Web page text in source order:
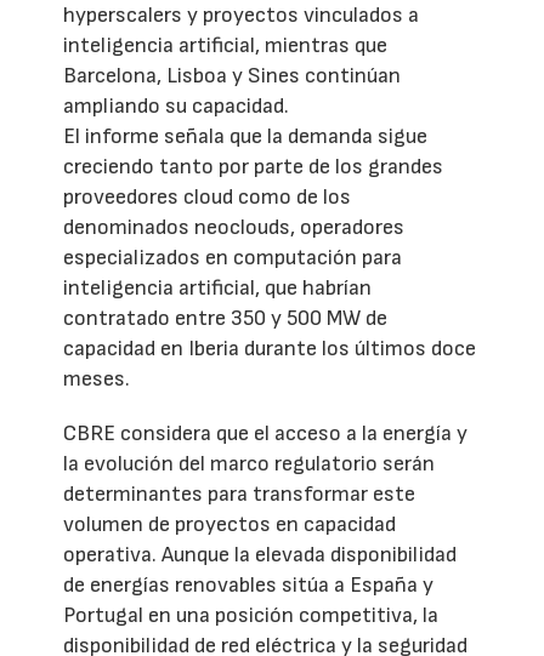
hyperscalers y proyectos vinculados a
inteligencia artificial, mientras que
Barcelona, Lisboa y Sines continúan
ampliando su capacidad.
El informe señala que la demanda sigue
creciendo tanto por parte de los grandes
proveedores cloud como de los
denominados neoclouds, operadores
especializados en computación para
inteligencia artificial, que habrían
contratado entre 350 y 500 MW de
capacidad en Iberia durante los últimos doce
meses.
CBRE considera que el acceso a la energía y
la evolución del marco regulatorio serán
determinantes para transformar este
volumen de proyectos en capacidad
operativa. Aunque la elevada disponibilidad
de energías renovables sitúa a España y
Portugal en una posición competitiva, la
disponibilidad de red eléctrica y la seguridad